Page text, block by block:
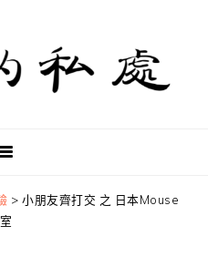
>小朋友齊打交 之 日本Mouse